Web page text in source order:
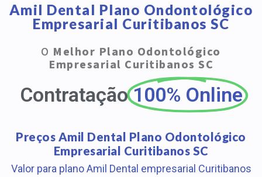
Amil Dental Plano Ondontológico
Empresarial Curitibanos SC
O Melhor Plano Odontológico
Empresarial Curitibanos SC
Contratação 100% Online
Preços Amil Dental Plano Odontológico
Empresarial Curitibanos SC
Valor para plano Amil Dental empresarial Curitibanos